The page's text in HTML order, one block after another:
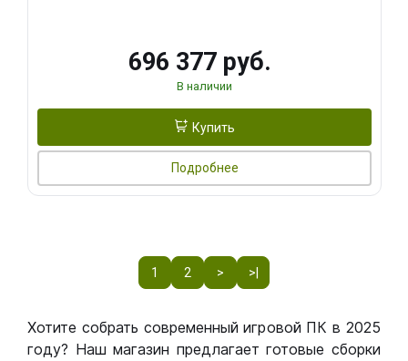
696 377 руб.
В наличии
Купить
Подробнее
1 2 > >|
Хотите собрать современный игровой ПК в 2025
году? Наш магазин предлагает готовые сборки